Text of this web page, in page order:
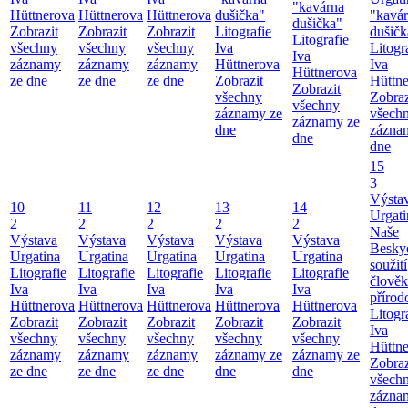
Hüttnerova
Zobrazit
všechny
záznamy
ze dne
Hüttnerova
Zobrazit
všechny
záznamy
ze dne
Hüttnerova
Zobrazit
všechny
záznamy
ze dne
dušička"
Litografie
Iva
Hüttnerova
Zobrazit
všechny
záznamy ze
dne
"kavárna
dušička"
Litografie
Iva
Hüttnerova
Zobrazit
všechny
záznamy ze
dne
Iva
dne
10
2
Výstava
Urgatina
Litografie
Iva
Hüttnerova
Zobrazit
všechny
záznamy
ze dne
11
2
Výstava
Urgatina
Litografie
Iva
Hüttnerova
Zobrazit
všechny
záznamy
ze dne
12
2
Výstava
Urgatina
Litografie
Iva
Hüttnerova
Zobrazit
všechny
záznamy
ze dne
13
2
Výstava
Urgatina
Litografie
Iva
Hüttnerova
Zobrazit
všechny
záznamy ze
dne
14
2
Výstava
Urgatina
Litografie
Iva
Hüttnerova
Zobrazit
všechny
záznamy ze
dne
15
3
Naše
soužití
Iva